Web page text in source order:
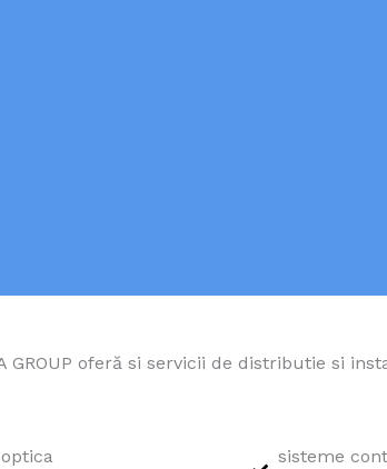
GROUP oferă si servicii de distributie si
sisteme